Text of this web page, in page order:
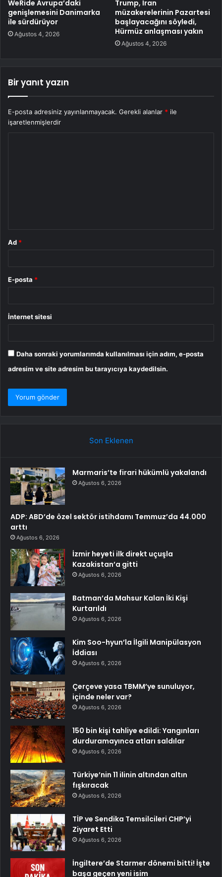
WeRide Avrupa’daki
genişlemesini Danimarka
ile sürdürüyor
Ağustos 4, 2026
Trump, İran
müzakerelerinin Pazartesi
başlayacağını söyledi,
Hürmüz anlaşması yakın
Ağustos 4, 2026
Bir yanıt yazın
E-posta adresiniz yayınlanmayacak. Gerekli alanlar * ile
işaretlenmişlerdir
Ad *
E-posta *
İnternet sitesi
Daha sonraki yorumlarımda kullanılması için adım, e-posta
adresim ve site adresim bu tarayıcıya kaydedilsin.
Son Eklenen
Marmaris’te firari hükümlü yakalandı
Ağustos 6, 2026
ADP: ABD’de özel sektör istihdamı Temmuz’da 44.000
arttı
Ağustos 6, 2026
İzmir heyeti ilk direkt uçuşla
Kazakistan’a gitti
Ağustos 6, 2026
Batman’da Mahsur Kalan İki Kişi
Kurtarıldı
Ağustos 6, 2026
Kim Soo-hyun’la İlgili Manipülasyon
İddiası
Ağustos 6, 2026
Çerçeve yasa TBMM’ye sunuluyor,
içinde neler var?
Ağustos 6, 2026
150 bin kişi tahliye edildi: Yangınları
durduramayınca atları saldılar
Ağustos 6, 2026
Türkiye’nin 11 ilinin altından altın
fışkıracak
Ağustos 6, 2026
TİP ve Sendika Temsilcileri CHP’yi
Ziyaret Etti
Ağustos 6, 2026
İngiltere’de Starmer dönemi bitti! İşte
başa geçen yeni isim